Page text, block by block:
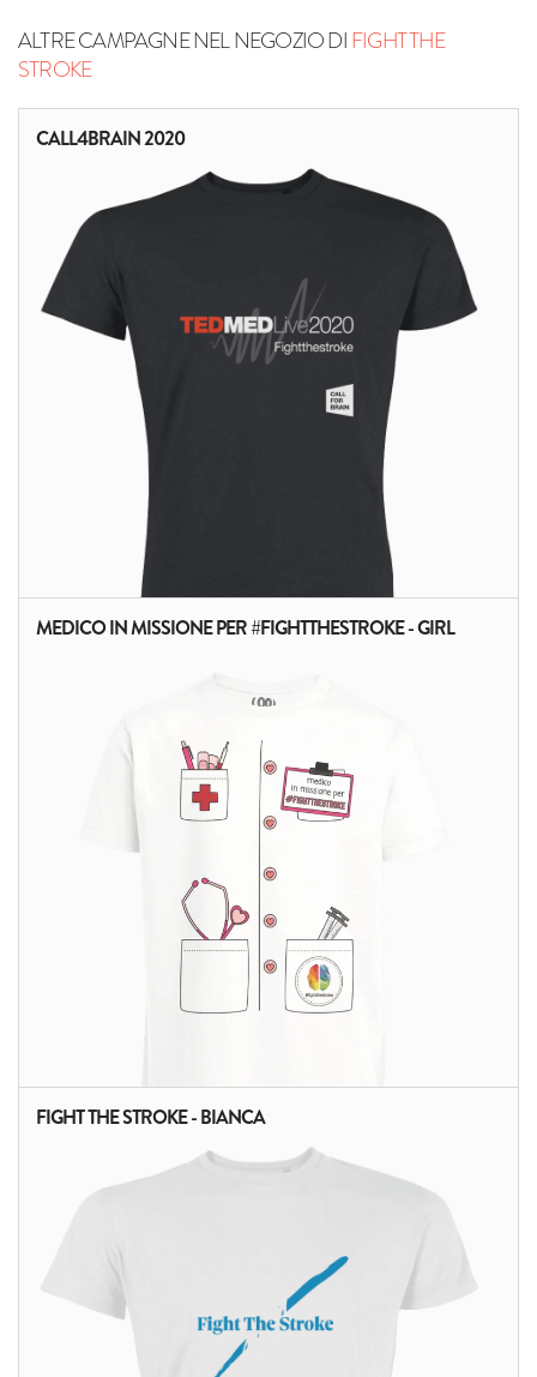
ALTRE CAMPAGNE NEL NEGOZIO DIFIGHT THE
STROKE
CALL4BRAIN 2020
MEDICO IN MISSIONE PER #FIGHTTHESTROKE - GIRL
FIGHT THE STROKE - BIANCA